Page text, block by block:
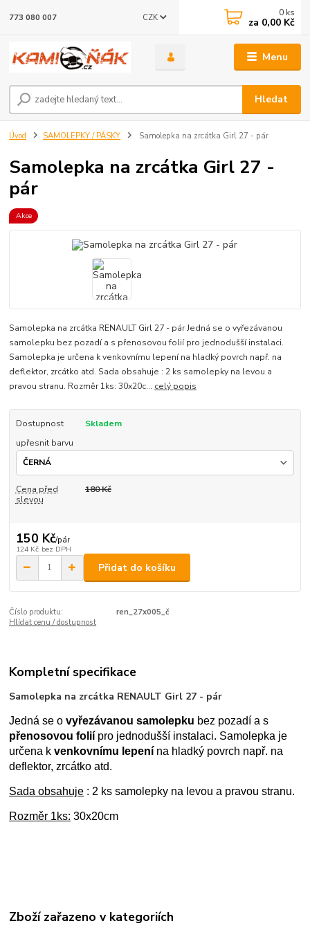
Menu
CZK
Hledat
773 080 007 0 ks
za 0,00 Kč
Úvod SAMOLEPKY / PÁSKY Samolepka na zrcátka Girl 27 - pár
Samolepka na zrcátka Girl 27 -
pár
Akce
Samolepka na zrcátka RENAULT Girl 27 - pár Jedná se o vyřezávanou
samolepku bez pozadí a s přenosovou folií pro jednodušší instalaci.
Samolepka je určena k venkovnímu lepení na hladký povrch např. na
deflektor, zrcátko atd. Sada obsahuje : 2 ks samolepky na levou a
pravou stranu. Rozměr 1ks: 30x20c... celý popis
Dostupnost
Skladem
upřesnit barvu
Cena před
slevou
180 Kč
150 Kč/pár
124 Kč bez DPH
Přidat do košíku
Číslo produktu:
ren_27x005_č
Hlídat cenu / dostupnost
Kompletní specifikace
Samolepka na zrcátka RENAULT Girl 27 - pár
Jedná se ovyřezávanou samolepku bez pozadí a s
přenosovou folií pro jednodušší instalaci. Samolepka je
určena kvenkovnímu lepení na hladký povrch např. na
deflektor, zrcátko atd.
Sada obsahuje : 2 ks samolepky na levou a pravou stranu.
Rozměr 1ks: 30x20cm
Zboží zařazeno v kategoriích